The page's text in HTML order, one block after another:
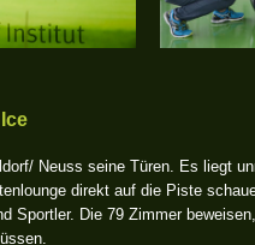
Neuss seine Türen. Es liegt
direkt auf die Piste
Sportler. Die 79 Zimmer